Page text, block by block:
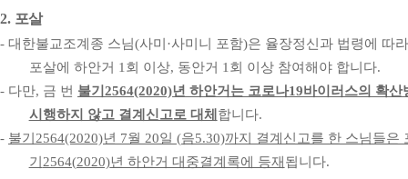
2. 포살
- 대한불교조계종 스님(사미 ·사미니 포함)은 율장정신과 법령에 따라
포살에 하안거 1 회 이상, 동안거 1 회 이상 참여해야 합니다.
- 다만, 금 번 불기 2564(2020)년 하안거는 코로나19바이러스의 확산
시행하지 않고 결계신고로 대체 합니다.
- 불기 2564(2020)년 7월 20일 (음5.30)까지 결계신고를 한 스님들은
기 2564(2020)년 하안거 대중결계록에 등재 됩니다.